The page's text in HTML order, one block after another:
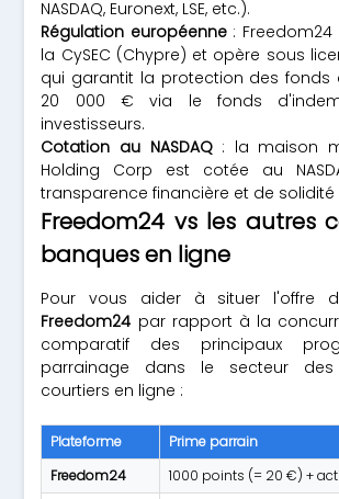
NASDAQ, Euronext, LSE, etc.).
Régulation européenne: Freedom24
la CySEC (Chypre) et opère sous
qui garantit la protection des fonds
20 000 € via le fonds
investisseurs.
Cotation au NASDAQ: la maison
Holding Corp est cotée au
transparence financière et de
Freedom24 vs les autres
banques en ligne
Pour vous aider à situer l'offre
Freedom24 par rapport à la
comparatif des principaux
parrainage dans le secteur
courtiers en ligne :
Plateforme Prime parrain
Freedom24
1000 points (= 20 €) +